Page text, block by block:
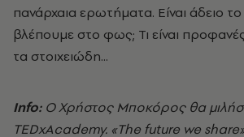
πανάρχαια ερωτήματα. Είναι άδειο το
βλέπουμε στο φως; Τι είναι
τα στοιχειώδη...
Info:Ο Χρήστος Μποκόρος θα
TEDxAcademy. «The future we